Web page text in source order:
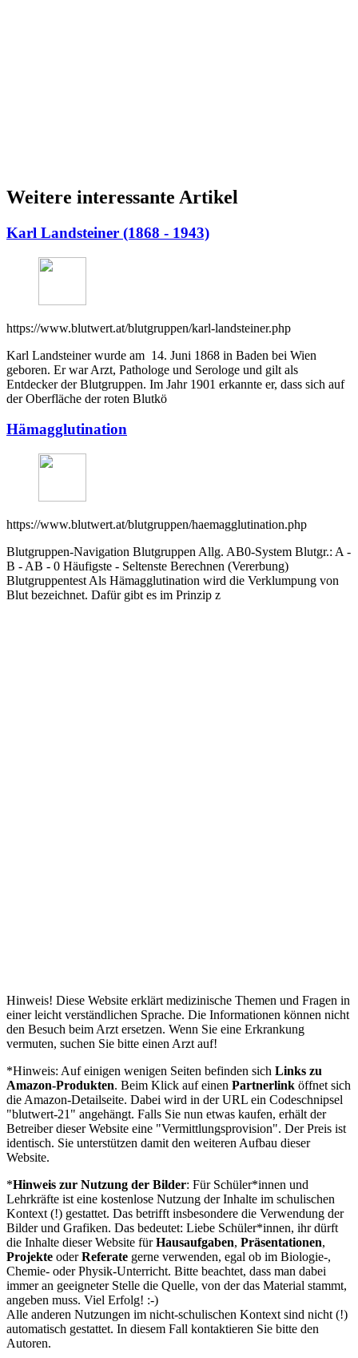
Weitere interessante Artikel
Karl Landsteiner (1868 - 1943)
https://www.blutwert.at/blutgruppen/karl-landsteiner.php
Karl Landsteiner wurde am 14. Juni 1868 in Baden bei Wien
geboren. Er war Arzt, Pathologe und Serologe und gilt als
Entdecker der Blutgruppen. Im Jahr 1901 erkannte er, dass sich auf
der Oberfläche der roten Blutkö
Hämagglutination
https://www.blutwert.at/blutgruppen/haemagglutination.php
Blutgruppen-Navigation Blutgruppen Allg. AB0-System Blutgr.: A -
B - AB - 0 Häufigste - Seltenste Berechnen (Vererbung)
Blutgruppentest Als Hämagglutination wird die Verklumpung von
Blut bezeichnet. Dafür gibt es im Prinzip z
Hinweis! Diese Website erklärt medizinische Themen und Fragen in
einer leicht verständlichen Sprache. Die Informationen können nicht
den Besuch beim Arzt ersetzen. Wenn Sie eine Erkrankung
vermuten, suchen Sie bitte einen Arzt auf!
*Hinweis: Auf einigen wenigen Seiten befinden sich Links zu
Amazon-Produkten. Beim Klick auf einen Partnerlink öffnet sich
die Amazon-Detailseite. Dabei wird in der URL ein Codeschnipsel
"blutwert-21" angehängt. Falls Sie nun etwas kaufen, erhält der
Betreiber dieser Website eine "Vermittlungsprovision". Der Preis ist
identisch. Sie unterstützen damit den weiteren Aufbau dieser
Website.
*Hinweis zur Nutzung der Bilder: Für Schüler*innen und
Lehrkräfte ist eine kostenlose Nutzung der Inhalte im schulischen
Kontext (!) gestattet. Das betrifft insbesondere die Verwendung der
Bilder und Grafiken. Das bedeutet: Liebe Schüler*innen, ihr dürft
die Inhalte dieser Website fürHausaufgaben, Präsentationen,
Projekte oderReferate gerne verwenden, egal ob im Biologie-,
Chemie- oder Physik-Unterricht. Bitte beachtet, dass man dabei
immer an geeigneter Stelle die Quelle, von der das Material stammt,
angeben muss. Viel Erfolg! :-)
Alle anderen Nutzungen im nicht-schulischen Kontext sind nicht (!)
automatisch gestattet. In diesem Fall kontaktieren Sie bitte den
Autoren.